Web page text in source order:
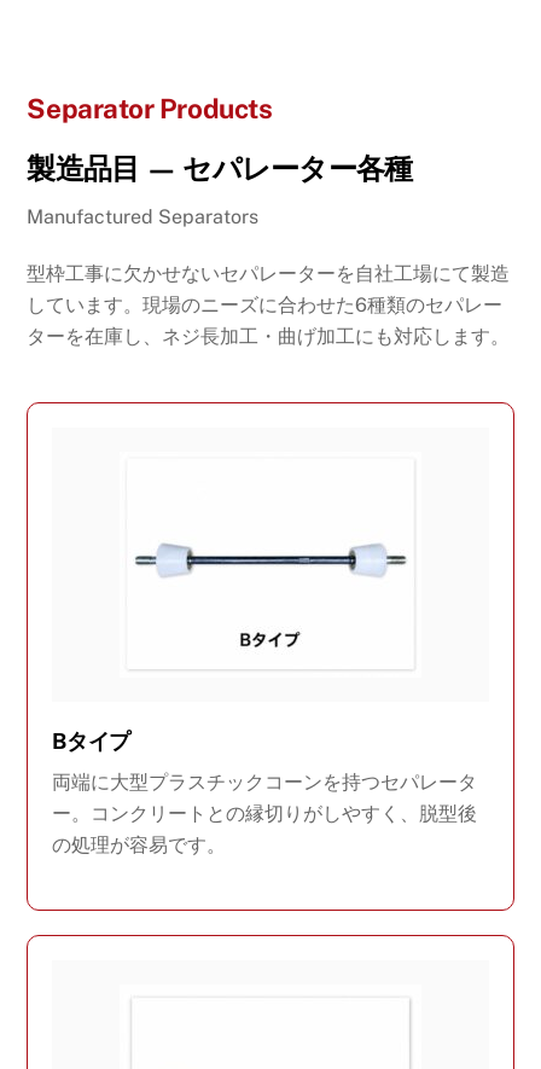
Separator Products
製造品目 — セパレーター各種
Manufactured Separators
型枠工事に欠かせないセパレーターを自社工場にて製造
しています。現場のニーズに合わせた6種類のセパレー
ターを在庫し、ネジ長加工・曲げ加工にも対応します。
Bタイプ
両端に大型プラスチックコーンを持つセパレータ
ー。コンクリートとの縁切りがしやすく、脱型後
の処理が容易です。